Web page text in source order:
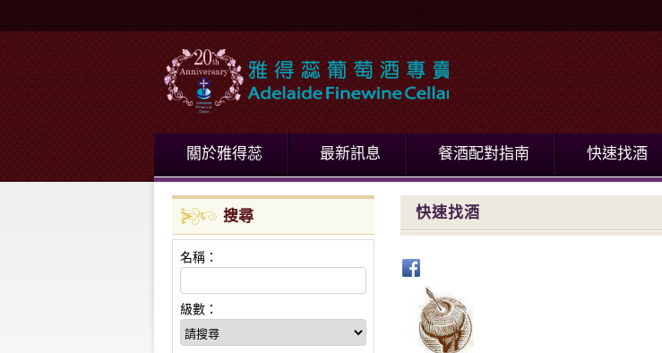
關於雅得蕊 最新訊息 餐酒配對指南 快速找酒
搜尋
名稱：
級數：
快速找酒